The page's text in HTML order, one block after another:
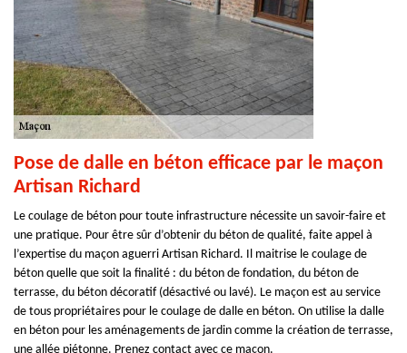
Pose de dalle en béton efficace par le maçon
Artisan Richard
Le coulage de béton pour toute infrastructure nécessite un savoir-faire et
une pratique. Pour être sûr d’obtenir du béton de qualité, faite appel à
l’expertise du maçon aguerri Artisan Richard. Il maitrise le coulage de
béton quelle que soit la finalité : du béton de fondation, du béton de
terrasse, du béton décoratif (désactivé ou lavé). Le maçon est au service
de tous propriétaires pour le coulage de dalle en béton. On utilise la dalle
en béton pour les aménagements de jardin comme la création de terrasse,
une allée piétonne. Prenez contact avec ce maçon.